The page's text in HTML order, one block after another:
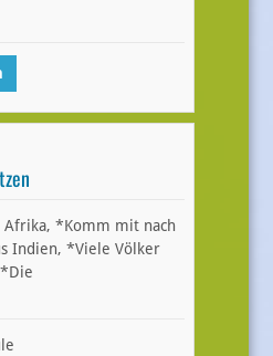
*Komm mit nach
Indien, *Viele Völker